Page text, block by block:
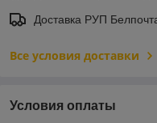
Доставка РУП
Все условия доставки
Условия оплаты